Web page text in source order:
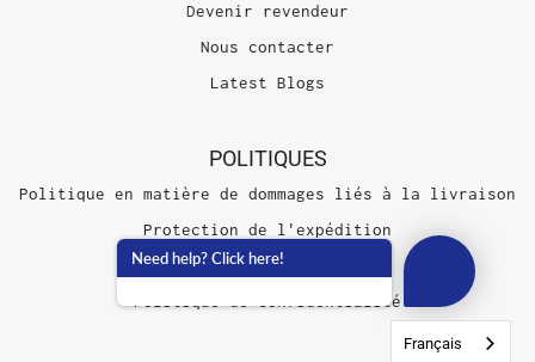
Devenir revendeur
Nous contacter
Latest Blogs
POLITIQUES
Politique en matière de dommages liés à la livraison
Protection de l'expédition
Conditions d'utilisation
Politique de confidentialité
Français
Français
Français
Need help? Click here!